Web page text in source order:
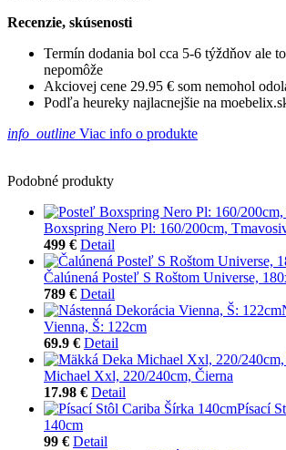
Recenzie, skúsenosti
Termín dodania bol cca 5-6 týždňov ale
nepomôže
Akciovej cene 29.95 € som nemohol
Podľa heureky najlacnejšie na
info_outline Viac info o produkte
Podobné produkty
Boxspring Nero Pl: 160/200cm,
499 € Detail
Čalúnená Posteľ S Roštom Universe,
789 € Detail
Vienna, Š: 122cm
69.9 € Detail
Michael Xxl, 220/240cm, Čierna
17.98 € Detail
Písací
140cm
99 € Detail